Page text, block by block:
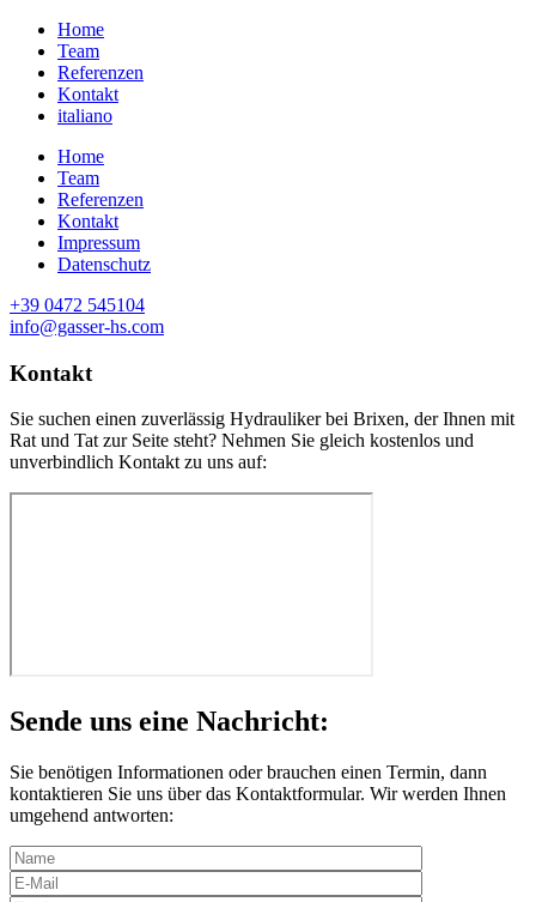
Home
Team
Referenzen
Kontakt
italiano
Home
Team
Referenzen
Kontakt
Impressum
Datenschutz
+39 0472 545104
info@gasser-hs.com
Kontakt
Sie suchen einen zuverlässig Hydrauliker bei Brixen, der Ihnen mit
Rat und Tat zur Seite steht? Nehmen Sie gleich kostenlos und
unverbindlich Kontakt zu uns auf:
Sende uns eine Nachricht:
Sie benötigen Informationen oder brauchen einen Termin, dann
kontaktieren Sie uns über das Kontaktformular. Wir werden Ihnen
umgehend antworten: